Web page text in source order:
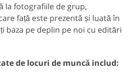
la fotografiile de grup,
față este prezentă și luată în
baza pe deplin pe noi cu editări
de locuri de muncă includ: